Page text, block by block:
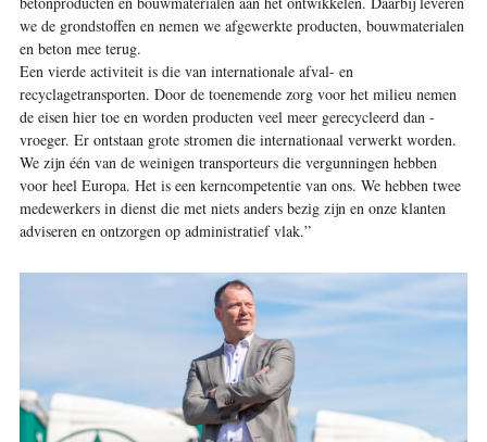
we de grondstoffen en nemen we afgewerkte producten, bouwmaterialen
en beton mee terug.
Een vierde activiteit is die van internationale afval- en
recyclagetransporten. Door de toenemende zorg voor het milieu nemen
de eisen hier toe en worden producten veel meer gerecycleerd dan ­
vroeger. Er ontstaan grote stromen die internationaal verwerkt worden.
We zijn één van de weinigen transporteurs die vergunningen hebben
voor heel Europa. Het is een kerncompetentie van ons. We hebben twee
medewerkers in dienst die met niets anders bezig zijn en onze klanten
adviseren en ontzorgen op administratief vlak.”